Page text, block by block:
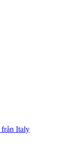
från Italy